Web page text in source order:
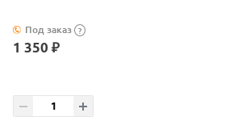
Под заказ ?
1 350 ₽